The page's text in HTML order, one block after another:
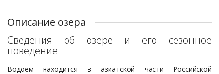
Описание озера
Сведения об озере и его сезонное
поведение
Водоём находится в азиатской части Российской